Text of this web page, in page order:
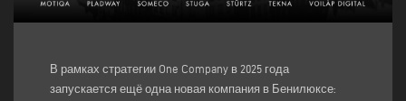
В рамках стратегии One Company в 2025 года
запускается ещё одна новая компания в Бенилюксе: